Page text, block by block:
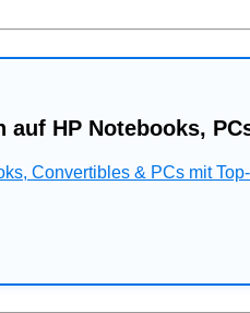
auf HP Notebooks,
Convertibles & PCs mit